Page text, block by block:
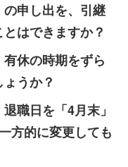
申し出を、引継
はできますか？
有休の時期をずら
うか？
職日を「4月末」
方的に変更しても